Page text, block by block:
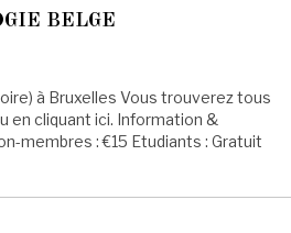
BELGE
à Bruxelles Vous trouverez tous
en cliquant ici. Information &
membres : €15 Etudiants : Gratuit